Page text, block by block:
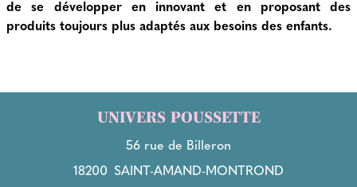
de se développer en innovant et en proposant des
produits toujours plus adaptés aux besoins des enfants.
UNIVERS POUSSETTE
56 rue de Billeron
18200 SAINT-AMAND-MONTROND